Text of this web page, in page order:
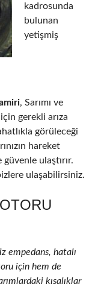
kadrosunda
bulunan
yetişmiş
, Sarımı ve
gerekli arıza
görüleceği
hareket
ulaştırır.
ulaşabilirsiniz.
empedans, hatalı
için hem de
kısalıklar